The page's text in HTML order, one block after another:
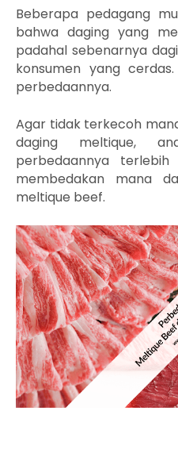
Beberapa pedagang
bahwa daging yang
padahal sebenarnya
konsumen yang
perbedaannya.
Agar tidak terkecoh
daging meltique,
perbedaannya
membedakan mana
meltique beef.